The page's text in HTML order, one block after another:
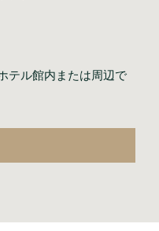
テル館内または周辺で